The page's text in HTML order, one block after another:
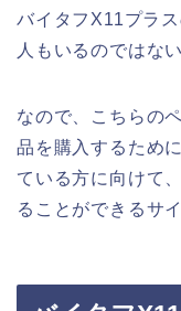
バイタフX11プラ
人もいるのではな
なので、こちらの
品を購入するため
ている方に向けて
ることができるサ